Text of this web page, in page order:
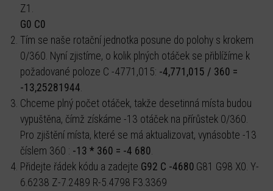
Z1.
G0 C0
Tím se naše rotační jednotka posune do polohy s krokem
0/360. Nyní zjistíme, o kolik plných otáček se přiblížíme k
požadované poloze C -4771,015: -4,771,015 / 360 =
-13,25281944.
Chceme plný počet otáček, takže desetinná místa budou
vypuštěna, čímž získáme -13 otáček na přírůstek 0/360.
Pro zjištění místa, které se má aktualizovat, vynásobte -13
číslem 360 : -13 * 360 = -4 680.
Přidejte řádek kódu a zadejte G92 C -4680.G81 G98 X0. Y-
6.6238 Z-7.2489 R-5.4798 F3.3369